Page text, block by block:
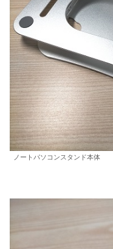
ノートパソコンスタンド本体